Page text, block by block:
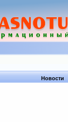
Новости